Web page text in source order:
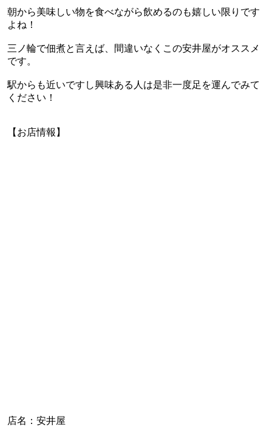
朝から美味しい物を食べながら飲めるのも嬉しい限りです
よね！
三ノ輪で佃煮と言えば、間違いなくこの安井屋がオススメ
です。
駅からも近いですし興味ある人は是非一度足を運んでみて
ください！
【お店情報】
店名：安井屋